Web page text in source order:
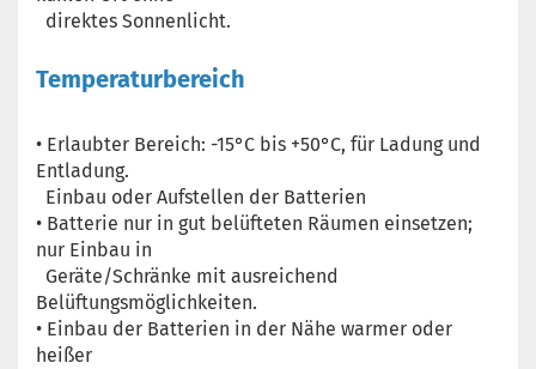
direktes Sonnenlicht.
Temperaturbereich
• Erlaubter Bereich: -15°C bis +50°C, für Ladung und
Entladung.
Einbau oder Aufstellen der Batterien
• Batterie nur in gut belüfteten Räumen einsetzen;
nur Einbau in
Geräte/Schränke mit ausreichend
Belüftungsmöglichkeiten.
• Einbau der Batterien in der Nähe warmer oder
heißer